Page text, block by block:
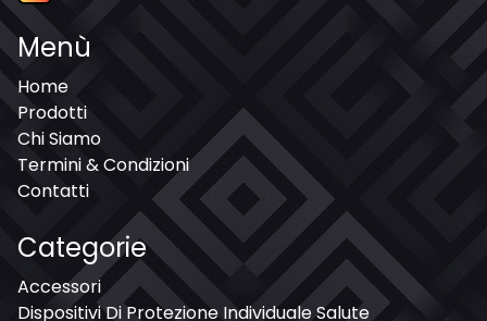
Menù
Home
Prodotti
Chi Siamo
Termini & Condizioni
Contatti
Categorie
Accessori
Dispositivi Di Protezione Individuale Salute